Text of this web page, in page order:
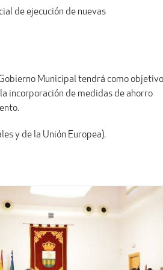
de ejecución de nuevas
Municipal tendrá como objetivo
incorporación de medidas de ahorro
y de la Unión Europea).